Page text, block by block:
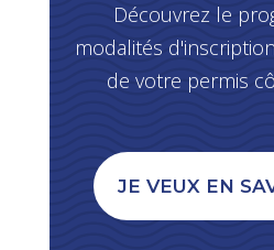
Découvrez le
modalités
de votre permis
JE VEUX EN